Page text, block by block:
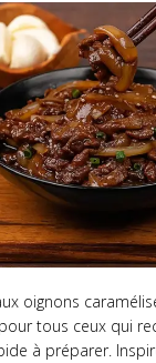
oignons
tous ceux qui
à préparer.